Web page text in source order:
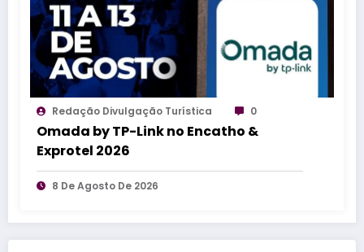
Redação Divulgação Turística 0
Omada by TP-Link no Encatho &
Exprotel 2026
8 De Agosto De 2026